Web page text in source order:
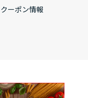
クーポン情報